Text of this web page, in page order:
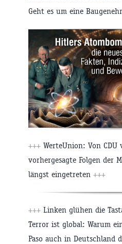
Geht es um eine
+++ WerteUnion: Von CDU
vorhergesagte Folgen der
längst eingetreten +++
+++ Linken glühen die
Terror ist global: Warum
Paso auch in Deutschland